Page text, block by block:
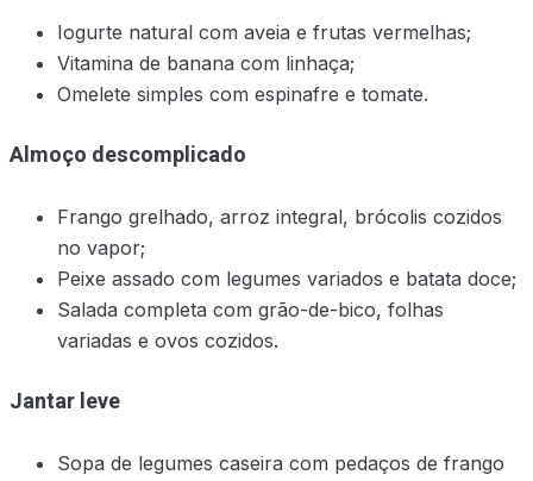
Iogurte natural com aveia e frutas vermelhas;
Vitamina de banana com linhaça;
Omelete simples com espinafre e tomate.
Almoço descomplicado
Frango grelhado, arroz integral, brócolis cozidos
no vapor;
Peixe assado com legumes variados e batata doce;
Salada completa com grão-de-bico, folhas
variadas e ovos cozidos.
Jantar leve
Sopa de legumes caseira com pedaços de frango